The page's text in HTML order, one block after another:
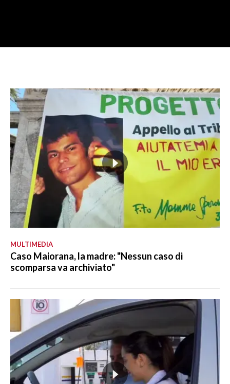
MULTIMEDIA
Caso Maiorana, la madre: "Nessun caso di
scomparsa va archiviato"